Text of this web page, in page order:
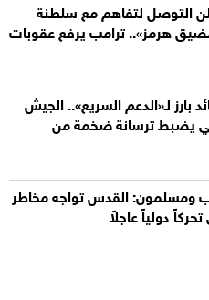
التوصل لتفاهم مع سلطنة
هرمز».. ترامب يرفع عقوبات
بارز لـ«الدعم السريع».. الجيش
يضبط ترسانة ضخمة من
ومسلمون: القدس تواجه مخاطر
دولياً عاجلاً